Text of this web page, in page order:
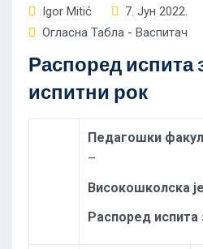
Igor Mitić
7. Јун 2022.
Огласна Табла - Васпитач
Распоред испита
испитни рок
Педагошки
–
Високошколска
Распоред испита